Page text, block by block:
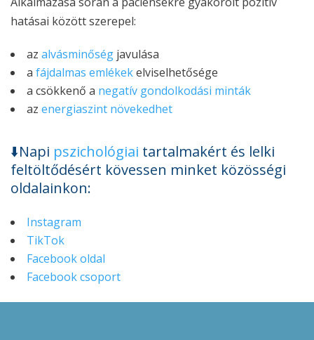
hatásai között szerepel:
az alvásminőség javulása
a fájdalmas emlékekelviselhetősége
a csökkenő a negatív gondolkodási minták
az energiaszint növekedhet
⬇️Napi pszichológiai tartalmakért és lelki
feltöltődésért kövessen minket közösségi
oldalainkon:
Instagram
TikTok
Facebook oldal
Facebook csoport